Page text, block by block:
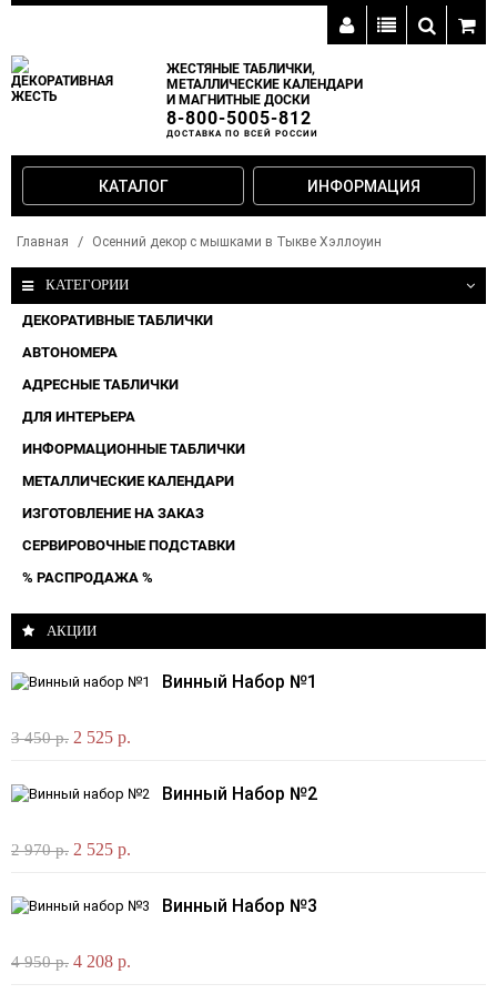
ЖЕСТЯНЫЕ ТАБЛИЧКИ,
МЕТАЛЛИЧЕСКИЕ КАЛЕНДАРИ
И МАГНИТНЫЕ ДОСКИ
8-800-5005-812
ДОСТАВКА ПО ВСЕЙ РОССИИ
КАТАЛОГ ИНФОРМАЦИЯ
Главная Осенний декор с мышками в Тыкве Хэллоуин
КАТЕГОРИИ
ДЕКОРАТИВНЫЕ ТАБЛИЧКИ
АВТОНОМЕРА
АДРЕСНЫЕ ТАБЛИЧКИ
ДЛЯ ИНТЕРЬЕРА
ИНФОРМАЦИОННЫЕ ТАБЛИЧКИ
МЕТАЛЛИЧЕСКИЕ КАЛЕНДАРИ
ИЗГОТОВЛЕНИЕ НА ЗАКАЗ
СЕРВИРОВОЧНЫЕ ПОДСТАВКИ
% РАСПРОДАЖА %
АКЦИИ
Винный Набор №1
3 450 р. 2 525 р.
Винный Набор №2
2 970 р. 2 525 р.
Винный Набор №3
4 950 р. 4 208 р.